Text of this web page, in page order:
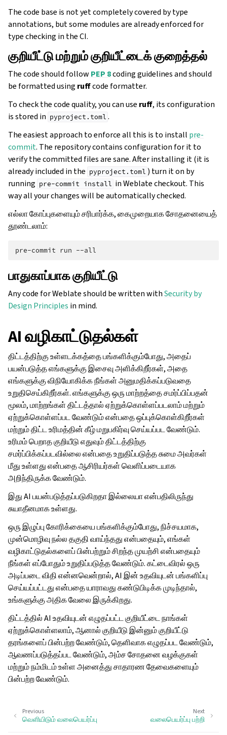
The code base is not yet completely covered by type
annotations, but some modules are already enforced for
type checking in the CI.
குறியீட்டு மற்றும் குறியீட்டைக் குறைத்தல்
The code should follow PEP 8coding guidelines and should
be formatted using ruffcode formatter.
To check the code quality, you can use ruff, its configuration
is stored in pyproject.toml .
The easiest approach to enforce all this is to install pre-
commit. The repository contains configuration for it to
verify the committed files are sane. After installing it (it is
already included in the pyproject.toml ) turn it on by
running pre-commit install in Weblate checkout. This
way all your changes will be automatically checked.
எல்லா கோப்புகளையும் சரிபார்க்க, கைமுறையாக சோதனையைத்
தூண்டலாம்:
pre-commit run
பாதுகாப்பாக குறியீட்டு
Any code for Weblate should be written withSecurity by
Design Principles in mind.
AI வழிகாட்டுதல்கள்
திட்டத்திற்கு உள்ளடக்கத்தை பங்களிக்கும்போது, அதைப்
பயன்படுத்த எங்களுக்கு இசைவு அளிக்கிறீர்கள், அதை
எங்களுக்கு விநியோகிக்க நீங்கள் அனுமதிக்கப்படுவதை
உறுதிசெய்கிறீர்கள். எங்களுக்கு ஒரு மாற்றத்தை சமர்ப்பிப்பதன்
மூலம், மாற்றங்கள் திட்டத்தால் ஏற்றுக்கொள்ளப்படலாம் மற்றும்
ஏற்றுக்கொள்ளப்பட வேண்டும் என்பதை ஒப்புக்கொள்கிறீர்கள்
மற்றும் திட்ட உரிமத்தின் கீழ் மறுபகிர்வு செய்யப்பட வேண்டும்.
உரிமம் பெறாத குறியீடு எதுவும் திட்டத்திற்கு
சமர்ப்பிக்கப்படவில்லை என்பதை உறுதிப்படுத்த சுமை அவர்கள்
மீது உள்ளது என்பதை ஆசிரியர்கள் வெளிப்படையாக
அறிந்திருக்க வேண்டும்.
இது AI பயன்படுத்தப்படுகிறதா இல்லையா என்பதிலிருந்து
சுயாதீனமாக உள்ளது.
ஒரு இழுப்பு கோரிக்கையை பங்களிக்கும்போது, நிச்சயமாக,
முன்மொழிவு நல்ல தகுதி வாய்ந்தது என்பதையும், எங்கள்
வழிகாட்டுதல்களைப் பின்பற்றும் சிறந்த முயற்சி என்பதையும்
நீங்கள் எப்போதும் உறுதிப்படுத்த வேண்டும். கட்டைவிரல் ஒரு
அடிப்படை விதி என்னவென்றால், AI இன் உதவியுடன் பங்களிப்பு
செய்யப்பட்டது என்பதை யாராவது கண்டுபிடிக்க முடிந்தால்,
உங்களுக்கு அதிக வேலை இருக்கிறது.
திட்டத்தில் AI உதவியுடன் எழுதப்பட்ட குறியீட்டை நாங்கள்
ஏற்றுக்கொள்ளலாம், ஆனால் குறியீடு இன்னும் குறியீட்டு
தரங்களைப் பின்பற்ற வேண்டும், தெளிவாக எழுதப்பட வேண்டும்,
ஆவணப்படுத்தப்பட வேண்டும், அம்ச சோதனை வழக்குகள்
மற்றும் நம்மிடம் உள்ள அனைத்து சாதாரண தேவைகளையும்
பின்பற்ற வேண்டும்.
Next
வலைபெயர்ப்பு பற்றி
Previous
வெளியிடும் வலைபெயர்ப்பு